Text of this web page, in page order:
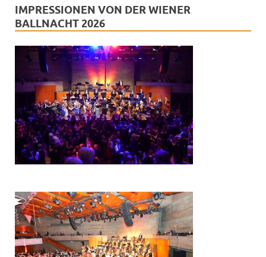
IMPRESSIONEN VON DER WIENER
BALLNACHT 2026